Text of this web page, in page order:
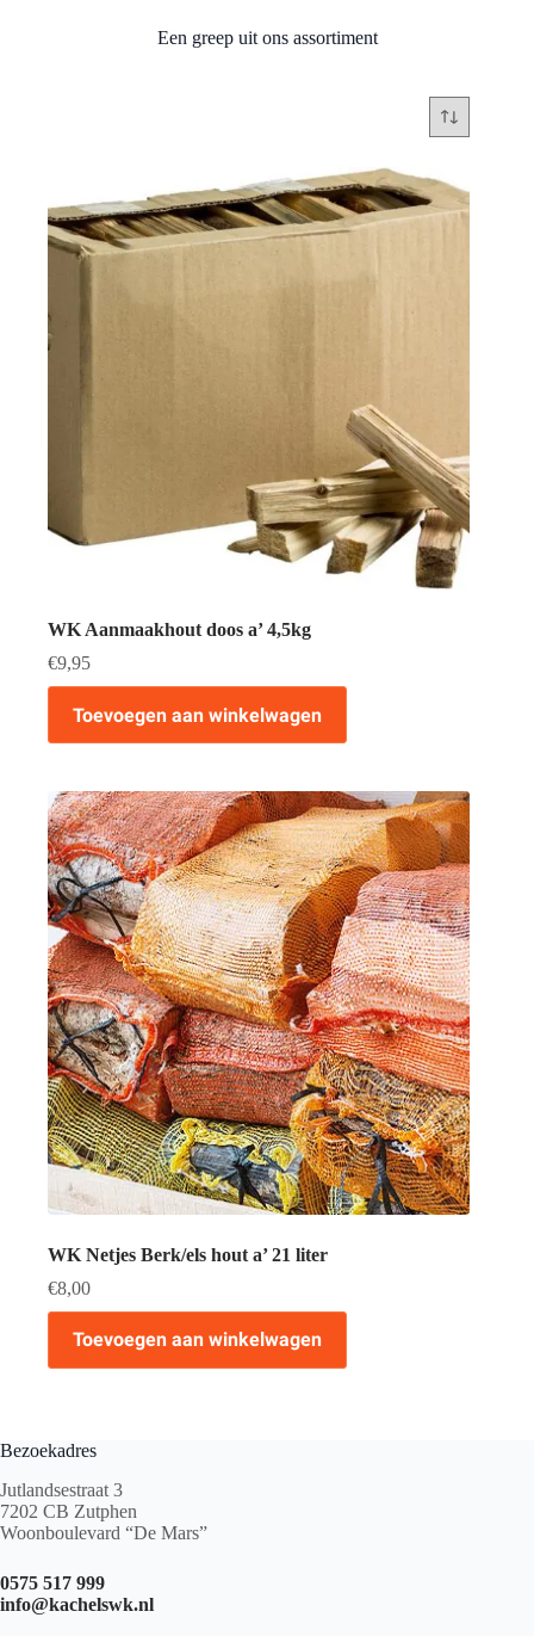
Een greep uit ons assortiment
WK Aanmaakhout doos a’ 4,5kg
€9,95
Toevoegen aan winkelwagen
WK Netjes Berk/els hout a’ 21 liter
€8,00
Toevoegen aan winkelwagen
Bezoekadres
Jutlandsestraat 3
7202 CB Zutphen
Woonboulevard “De Mars”
0575 517 999
info@kachelswk.nl